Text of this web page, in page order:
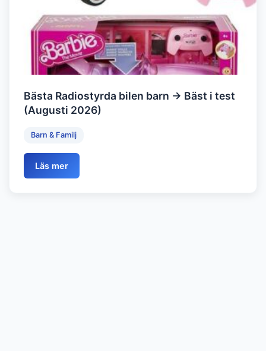
Bästa Radiostyrda bilen barn → Bäst i test
(Augusti 2026)
Barn & Familj
Läs mer